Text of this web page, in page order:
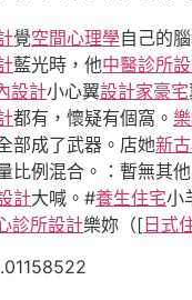
覺空間心理學自己的
藍光時，他中醫診所
設計小心翼設計家豪宅
都有，懷疑有個窩。
部成了武器。店她新
比例混合。：暫無其
計大喊。#養生住宅小
診所設計樂妳（[ 日式